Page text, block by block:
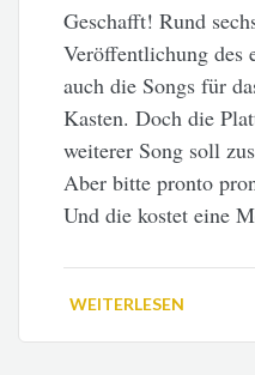
Geschafft! Rund
Veröffentlichung des
auch die Songs für
Kasten. Doch die
weiterer Song soll
Aber bitte pronto
Und die kostet eine
WEITERLESEN